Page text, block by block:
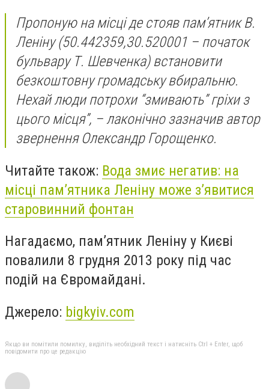
Пропоную на місці де стояв пам’ятник В.
Леніну (50.442359,30.520001 – початок
бульвару Т. Шевченка) встановити
безкоштовну громадську вбиральню.
Нехай люди потрохи “змивають” гріхи з
цього місця”, –лаконічно зазначив автор
звернення Олександр Горощенко.
Читайте також: Вода змиє негатив: на
місці пам’ятника Леніну може з’явитися
старовинний фонтан
Нагадаємо, пам’ятник Леніну у Києві
повалили 8 грудня 2013 року під час
подій на Євромайдані.
Джерело: bigkyiv.com
Якщо ви помітили помилку, виділіть необхідний текст і натисніть Ctrl + Enter, щоб
повідомити про це редакцію